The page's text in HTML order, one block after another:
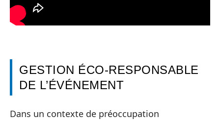
GESTION ÉCO-RESPONSABLE
DE L’ÉVÉNEMENT
Dans un contexte de préoccupation